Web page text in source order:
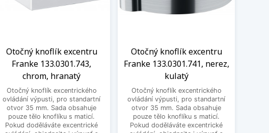
Otočný knoflík excentru
Franke 133.0301.743,
chrom, hranatý
Otočný knoflík excentrického
ovládání výpusti, pro standartní
otvor 35 mm. Sada obsahuje
pouze tělo knoflíku s maticí.
Pokud doděláváte excentrické
Otočný knoflík excentru
Franke 133.0301.741, nerez,
kulatý
Otočný knoflík excentrického
ovládání výpusti, pro standartní
otvor 35 mm. Sada obsahuje
pouze tělo knoflíku s maticí.
Pokud doděláváte excentrické